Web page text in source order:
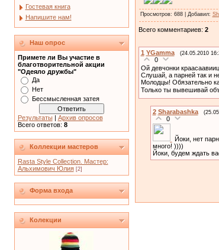
Гостевая книга
Напишите нам!
Наш опрос
Примете ли Вы участие в
благотворительной акции
"Одеяло дружбы"
Да
Нет
Бессмысленная затея
Результаты| Архив опросов
Всего ответов: 8
Коллекции мастеров
Rasta Style Collection. Мастер:
Альхимович Юлия [2]
Форма входа
Колекции
Просмотров: 688 | Добавил:
Всего комментариев: 2
1 YGamma (24.05.2010
0
Ой девчонки
Слушай, а парней так и
Молодцы! Обязательно
Только ты вывешивай
2 Sharabashka
0
Йоки, нет
много! ))))
Йоки, будем ждать